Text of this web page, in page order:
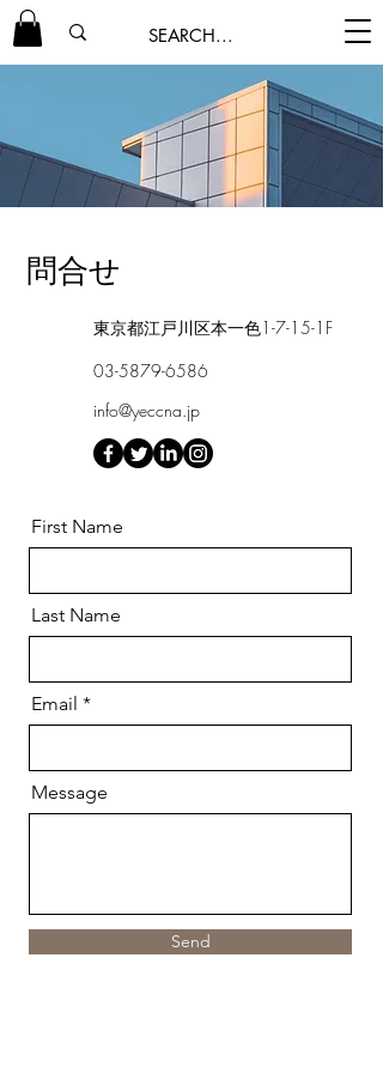
問合せ
東京都江戸川区本一色1-7-15-1F
03-5879-6586
info@yeccna.jp
First Name
Last Name
Email
Message
Send